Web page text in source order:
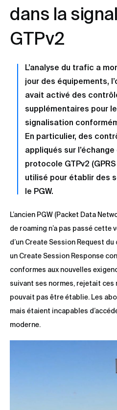
dans la
GTPv2
L’analyse du trafic a
jour des équipements,
avait activé des
supplémentaires pour
signalisation
En particulier, des
appliqués sur
protocole GTPv2
utilisé pour établir des
le PGW.
L’ancien PGW (Packet Data
de roaming n’a pas passé
d’un Create Session Request
un Create Session Response
conformes aux nouvelles
suivant ses normes, rejetait ces
pouvait pas être établie. Les
mais étaient incapables
moderne.